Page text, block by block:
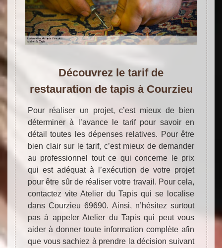
Découvrez le tarif de
restauration de tapis à Courzieu
Pour réaliser un projet, c’est mieux de bien
déterminer à l’avance le tarif pour savoir en
détail toutes les dépenses relatives. Pour être
bien clair sur le tarif, c’est mieux de demander
au professionnel tout ce qui concerne le prix
qui est adéquat à l’exécution de votre projet
pour être sûr de réaliser votre travail. Pour cela,
contactez vite Atelier du Tapis qui se localise
dans Courzieu 69690. Ainsi, n’hésitez surtout
pas à appeler Atelier du Tapis qui peut vous
aider à donner toute information complète afin
que vous sachiez à prendre la décision suivant